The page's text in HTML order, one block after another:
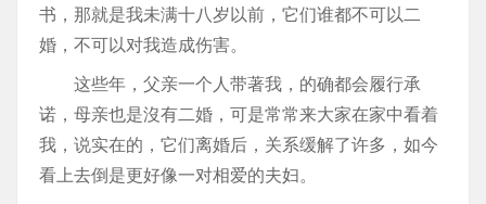
书，那就是我未满十八岁以前，它们谁都不可以二
婚，不可以对我造成伤害。
这些年，父亲一个人带著我，的确都会履行承
诺，母亲也是沒有二婚，可是常常来大家在家中看着
我，说实在的，它们离婚后，关系缓解了许多，如今
看上去倒是更好像一对相爱的夫妇。